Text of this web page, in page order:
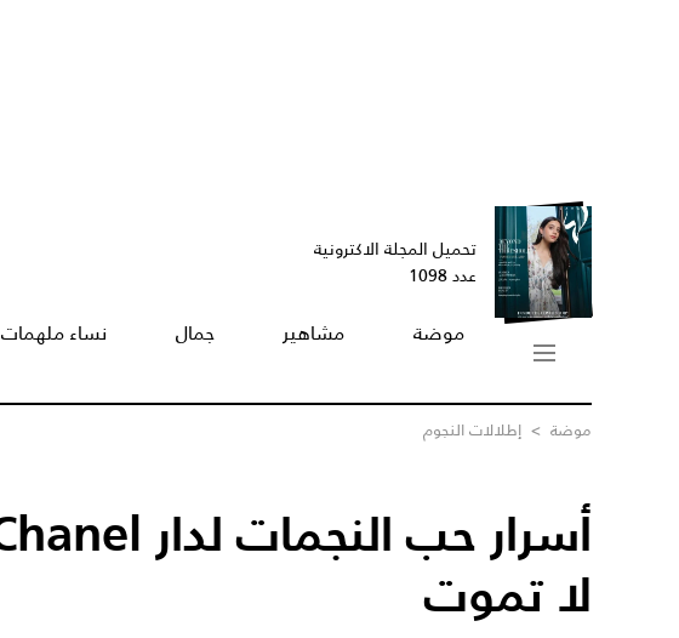
تحميل المجلة الاكترونية
عدد 1098
موضة مشاهير جمال نساء ملهمات
موضة > إطلالات النجوم
لا تموت